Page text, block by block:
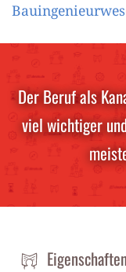
Der Beruf als
viel wichtiger